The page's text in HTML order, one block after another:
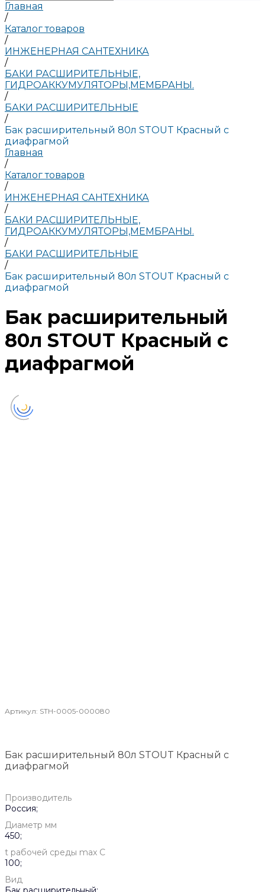
Главная
/
Каталог товаров
/
ИНЖЕНЕРНАЯ САНТЕХНИКА
/
БАКИ РАСШИРИТЕЛЬНЫЕ,
ГИДРОАККУМУЛЯТОРЫ,МЕМБРАНЫ.
/
БАКИ РАСШИРИТЕЛЬНЫЕ
/
Бак расширительный 80л STOUT Красный с
диафрагмой
Главная
/
Каталог товаров
/
ИНЖЕНЕРНАЯ САНТЕХНИКА
/
БАКИ РАСШИРИТЕЛЬНЫЕ,
ГИДРОАККУМУЛЯТОРЫ,МЕМБРАНЫ.
/
БАКИ РАСШИРИТЕЛЬНЫЕ
/
Бак расширительный 80л STOUT Красный с
диафрагмой
Бак расширительный
80л STOUT Красный с
диафрагмой
Артикул: STH-0005-000080
Бак расширительный 80л STOUT Красный с
диафрагмой
Производитель
Россия;
Диаметр мм
450;
t рабочей среды max C
100;
Вид